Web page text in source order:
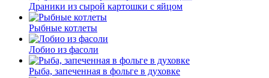
Драники из сырой картошки с яйцом
Рыбные котлеты
Лобио из фасоли
Рыба, запеченная в фольге в духовке